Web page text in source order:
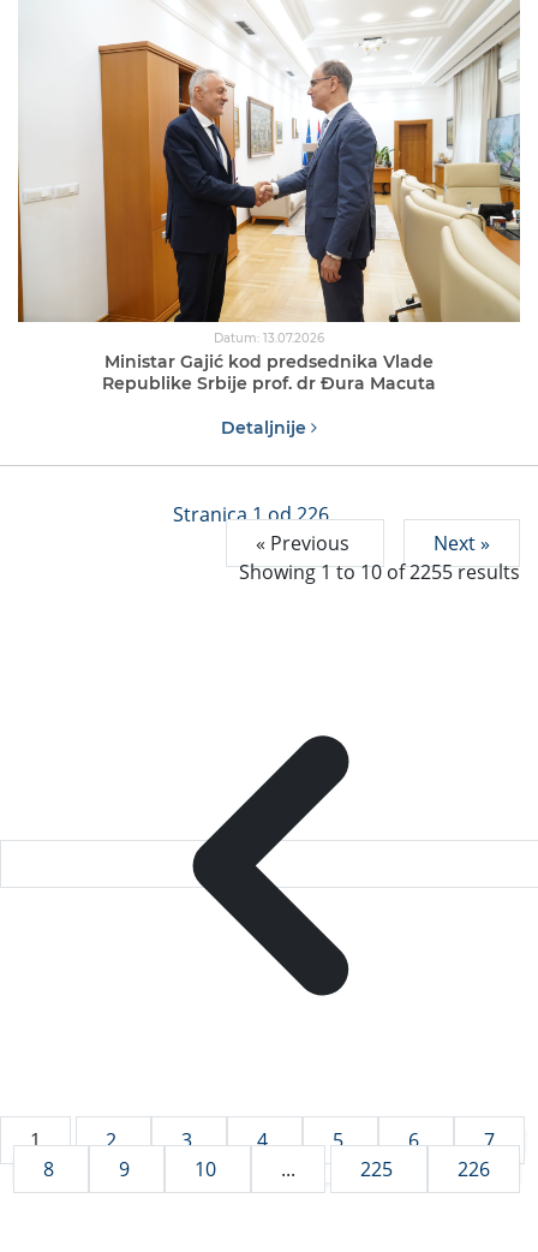
Datum: 13.07.2026
Ministar Gajić kod predsednika Vlade
Republike Srbije prof. dr Đura Macuta
Detaljnije
Stranica 1 od 226
« Previous
Next »
Showing1to10of2255results
1 2 3 4 5 6
7
8
9 10 ... 225 226